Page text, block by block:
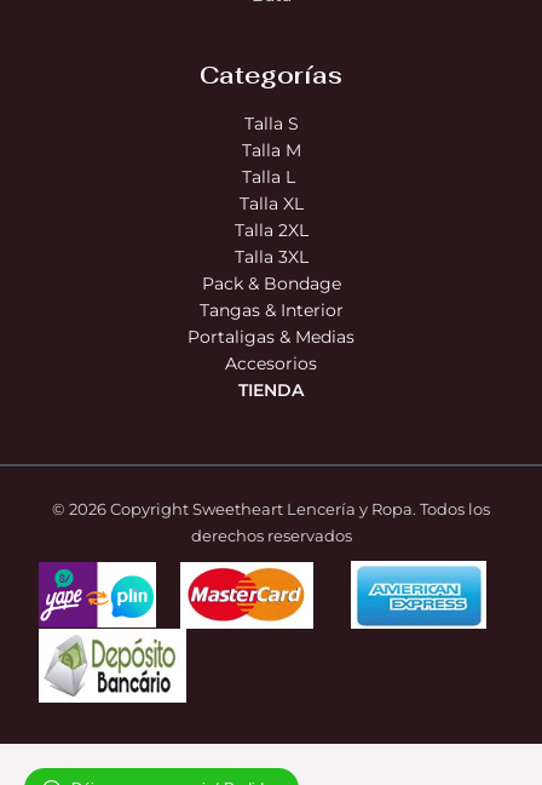
Categorías
Talla S
Talla M
Talla L
Talla XL
Talla 2XL
Talla 3XL
Pack & Bondage
Tangas & Interior
Portaligas & Medias
Accesorios
TIENDA
© 2026 Copyright Sweetheart Lencería y Ropa. Todos los
derechos reservados